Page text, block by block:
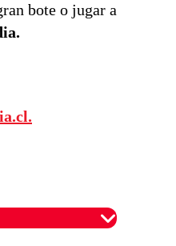
bote o jugar a